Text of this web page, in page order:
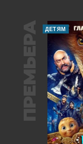
ПРЕМЬЕРА ДЕТЯМ